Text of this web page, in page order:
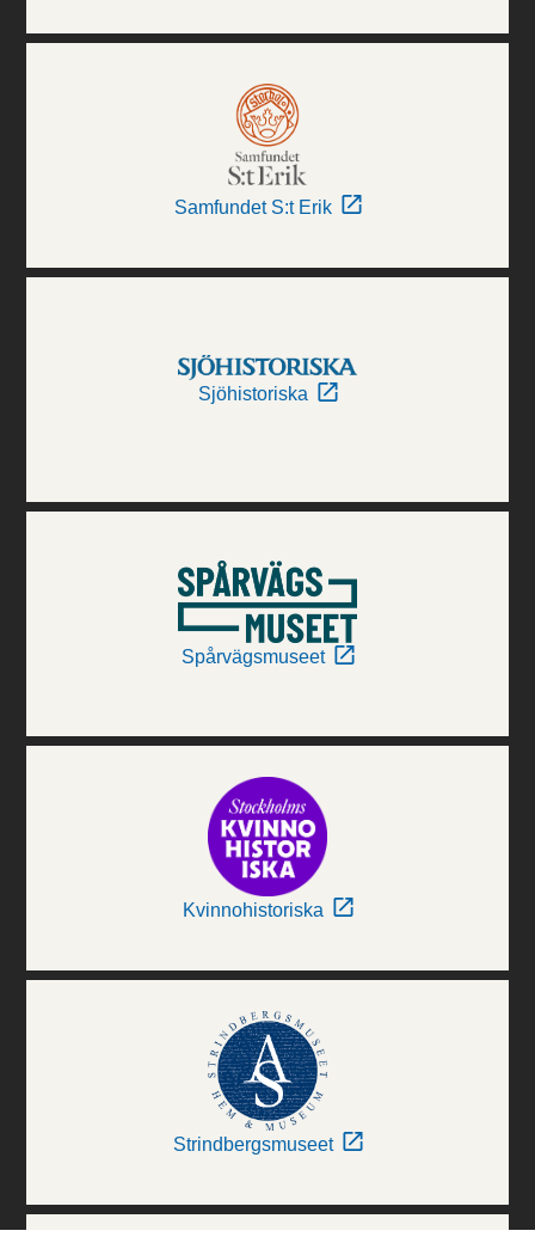
Samfundet S:t Erik
Sjöhistoriska
Spårvägsmuseet
Kvinnohistoriska
Strindbergsmuseet